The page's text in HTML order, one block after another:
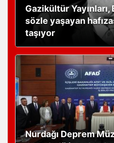
Gazikültür Yayınları,
sözle yaşayan
taşıyor
Nurdağı Deprem